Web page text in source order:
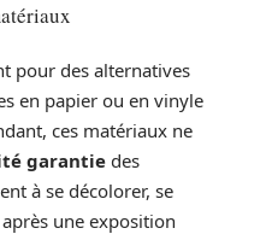
pour des alternatives
en papier ou en vinyle
ces matériaux ne
garantie des
à se décolorer, se
une exposition